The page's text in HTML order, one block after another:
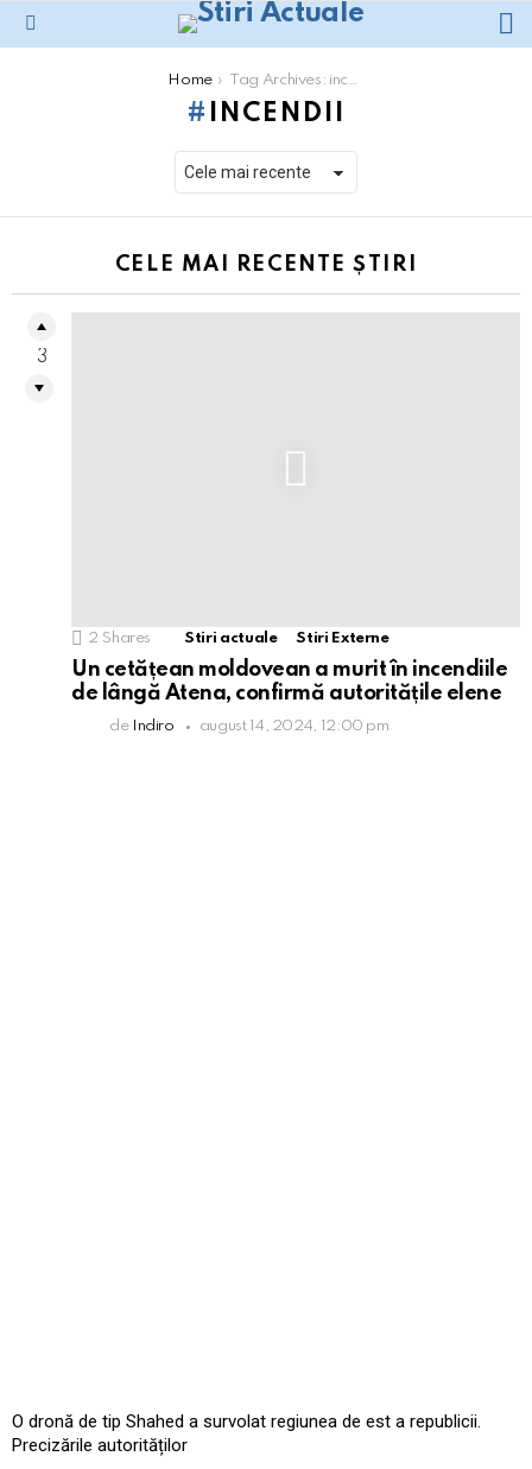
Home Tag Archives: incendii
INCENDII
CELE MAI RECENTE ȘTIRI
2 Shares Stiri actuale Stiri Externe
Un cetățean moldovean a murit în incendiile
de lângă Atena, confirmă autoritățile elene
de Indiro august 14, 2024, 12:00 pm
3
O dronă de tip Shahed a survolat regiunea de est a republicii.
Precizările autorităților